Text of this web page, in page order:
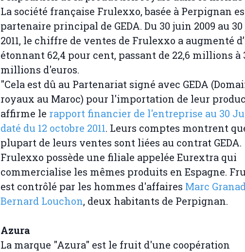
La société française Frulexxo, basée à Perpignan
partenaire principal de GEDA. Du 30 juin 2009 au
2011, le chiffre de ventes de Frulexxo a augmenté
étonnant 62,4 pour cent, passant de 22,6 millions à
millions d'euros.
"Cela est dû au Partenariat signé avec GEDA
royaux au Maroc) pour l'importation de leur
affirme le rapport financier de l'entreprise au 30
daté du 12 octobre 2011. Leurs comptes montrent
plupart de leurs ventes sont liées au contrat GEDA.
Frulexxo possède une filiale appelée Eurextra qui
commercialise les mêmes produits en Espagne.
est contrôlé par les hommes d'affaires Marc
Bernard Louchon, deux habitants de Perpignan.
Azura
La marque "Azura" est le fruit d'une coopération